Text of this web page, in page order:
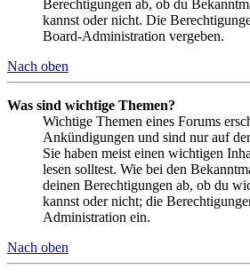
Berechtigungen ab, ob du
kannst oder nicht. Die
Board-Administration vergeben.
Nach oben
Was sind wichtige Themen?
Wichtige Themen eines Forums
Ankündigungen und sind nur auf
Sie haben meist einen wichtigen
lesen solltest. Wie bei den
deinen Berechtigungen ab, ob du
kannst oder nicht; die
Administration ein.
Nach oben